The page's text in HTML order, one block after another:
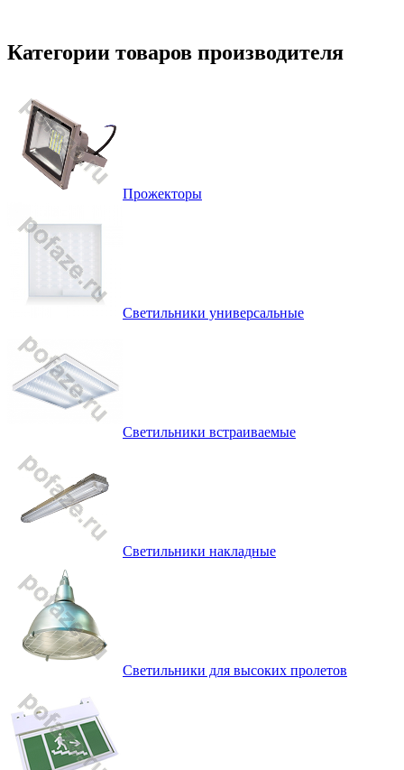
Категории товаров производителя
Прожекторы
Светильники универсальные
Светильники встраиваемые
Светильники накладные
Светильники для высоких пролетов